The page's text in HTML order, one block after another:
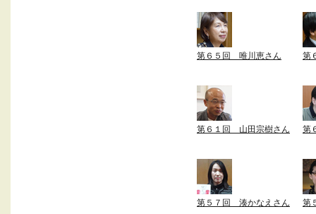
第６５回 唯川恵さん 第
第６１回 山田宗樹さん 第
第５７回 湊かなえさん 第